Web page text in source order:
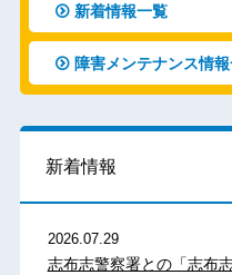
新着情報一覧
障害メンテナンス情
新着情報
2026.07.29
志布志警察署との「志布